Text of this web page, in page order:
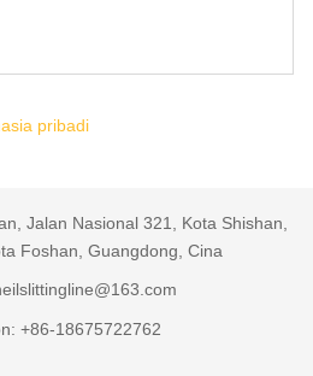
pribadi
Jalan Nasional 321, Kota Shishan,
Foshan, Guangdong, Cina
+86-18675722762